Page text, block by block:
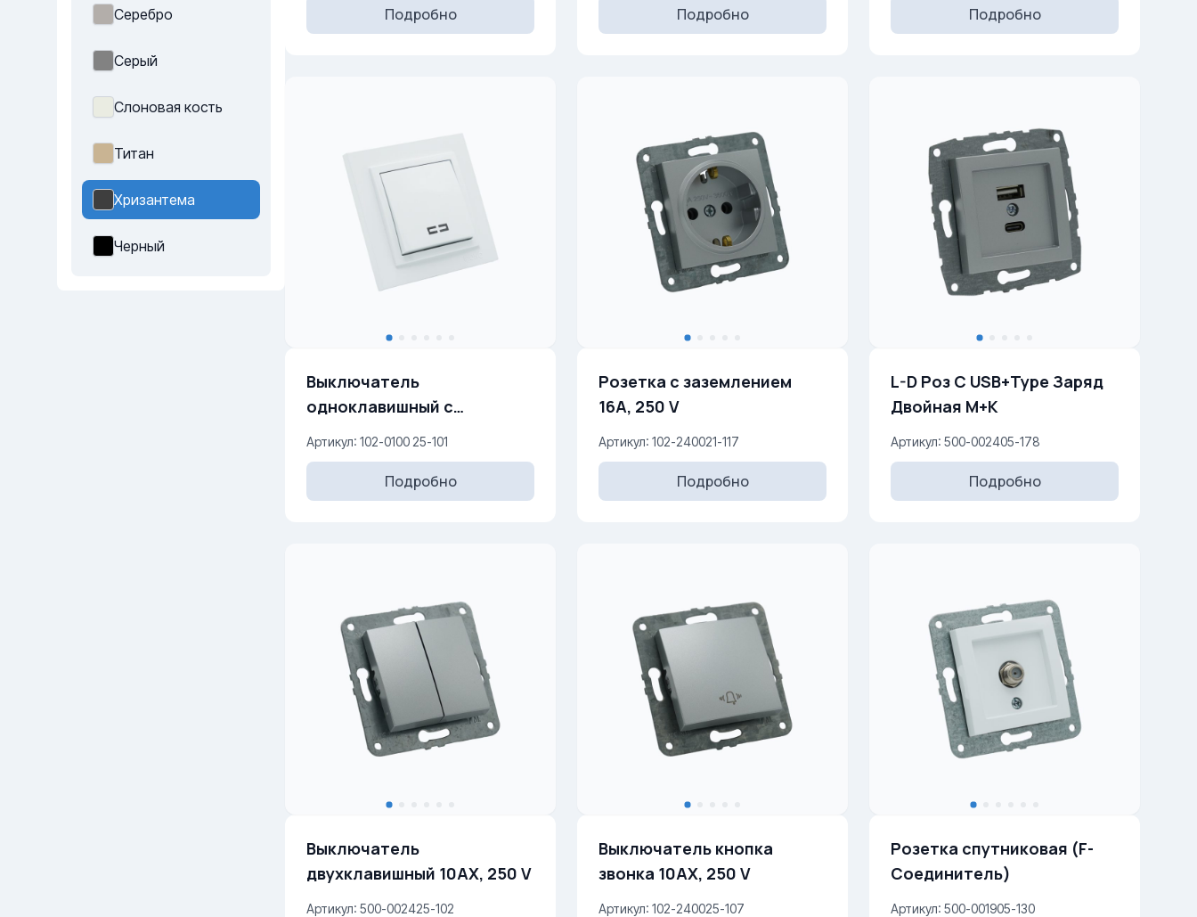
Серебро
Серый
Слоновая кость
Титан
Хризантема
Черный
Подробно Подробно Подробно
Выключатель
одноклавишный с
подсветкой 10AX, 250 V
Артикул: 102-0100 25-101
Подробно
Розетка с заземлением
16A, 250 V
Артикул: 102-240021-117
Подробно
L-D Роз С USB+Type Заряд
Двойная М+К
Артикул: 500-002405-178
Подробно
Выключатель
двухклавишный 10AX, 250 V
Артикул: 500-002425-102
Выключатель кнопка
звонка 10AX, 250 V
Артикул: 102-240025-107
Розетка спутниковая (F-
Соединитель)
Артикул: 500-001905-130